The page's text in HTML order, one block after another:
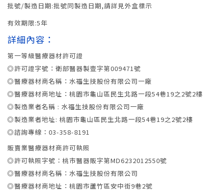
批號/製造日期:批號同製造日期,請詳見外盒標示
有效期限:5年
詳細內容：
第一等級醫療器材許可證
◎許可證字號：衛部醫器製壹字第009471號
◎醫療器材商名稱：水福生技股份有限公司一廠
◎醫療器材商地址：桃園市龜山區民生北路一段54巷19之2號2樓
◎製造業者名稱 : 水福生技股份有限公司一廠
◎製造業者地址: 桃園市龜山區民生北路一段54巷19之2號2樓
◎諮詢專線：03-358-8191
販賣業醫療器材商許可執照
◎許可執照字號：桃市醫器販字第MD6232012550號
◎醫療器材商名稱：水福生技股份有限公司
◎醫療器材商地址：桃園市蘆竹區安中街9巷2號